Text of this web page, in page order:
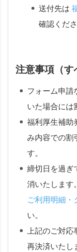
送付先は
確認くださ
注意事項（す
フォーム申請
いた場合には
福利厚生補助
み内容での割
す。
締切日を過ぎ
消いたします
ご利用明細・
い。
上記のご対応
再決済いたし